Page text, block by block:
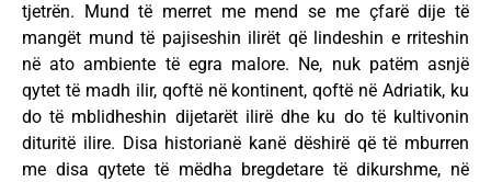
tjetrën. Mund të merret me mend se me çfarë dije të
mangët mund të pajiseshin ilirët që lindeshin e rriteshin
në ato ambiente të egra malore. Ne, nuk patëm asnjë
qytet të madh ilir, qoftë në kontinent, qoftë në Adriatik, ku
do të mblidheshin dijetarët ilirë dhe ku do të kultivonin
dituritë ilire. Disa historianë kanë dëshirë që të mburren
me disa qytete të mëdha bregdetare të dikurshme, në